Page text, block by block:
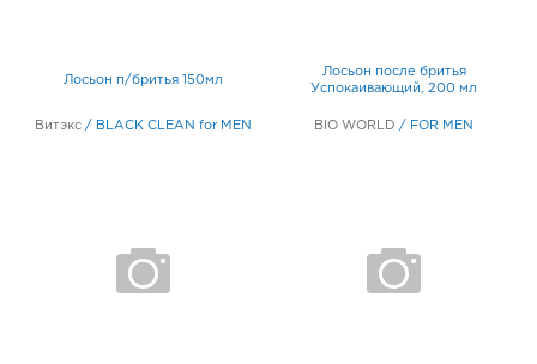
Лосьон п/бритья 150мл
Витэкс / BLACK CLEAN for MEN
Лосьон после бритья
Успокаивающий, 200 мл
BIO WORLD / FOR MEN